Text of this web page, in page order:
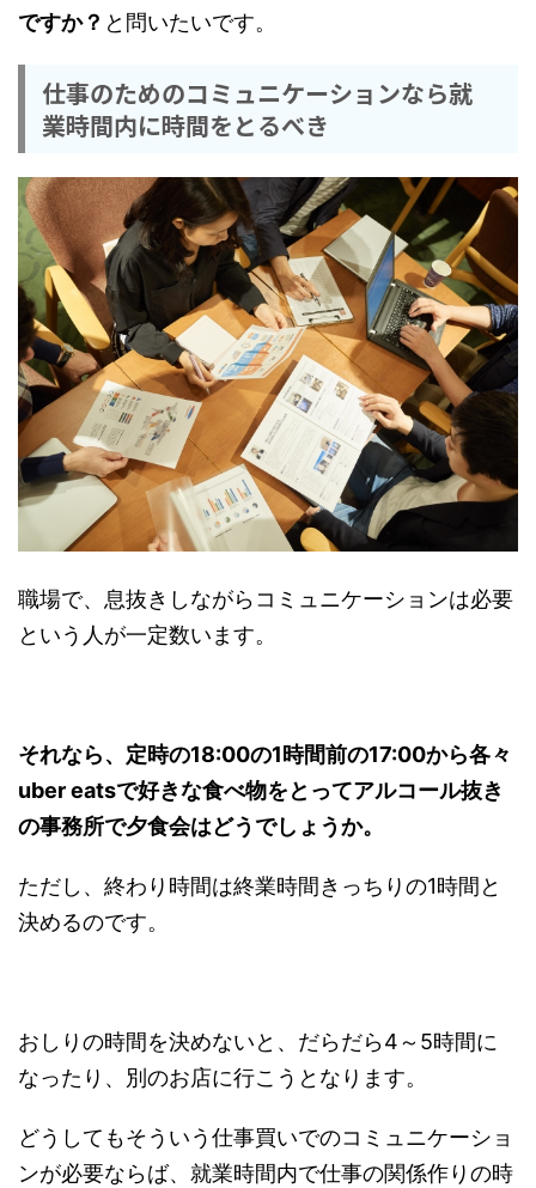
ですか？ と問いたいです。
仕事のためのコミュニケーションなら就
業時間内に時間をとるべき
職場で、息抜きしながらコミュニケーションは必要
という人が一定数います。
それなら、定時の18:00の1時間前の17:00から各々
uber eatsで好きな食べ物をとってアルコール抜き
の事務所で夕食会はどうでしょうか。
ただし、終わり時間は終業時間きっちりの1時間と
決めるのです。
おしりの時間を決めないと、だらだら4～5時間に
なったり、別のお店に行こうとなります。
どうしてもそういう仕事買いでのコミュニケーショ
ンが必要ならば、就業時間内で仕事の関係作りの時